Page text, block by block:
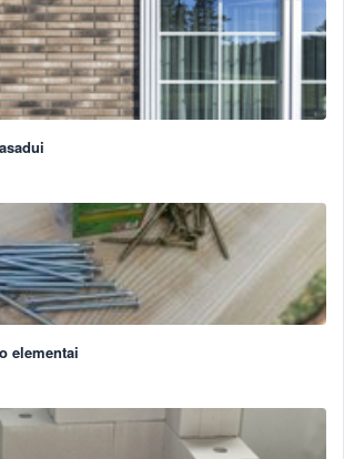
elementai